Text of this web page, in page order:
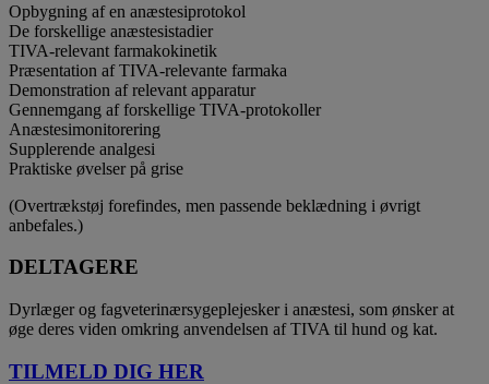
Opbygning af en anæstesiprotokol
De forskellige anæstesistadier
TIVA-relevant farmakokinetik
Præsentation af TIVA-relevante farmaka
Demonstration af relevant apparatur
Gennemgang af forskellige TIVA-protokoller
Anæstesimonitorering
Supplerende analgesi
Praktiske øvelser på grise
(Overtrækstøj forefindes, men passende beklædning i øvrigt
anbefales.)
DELTAGERE
Dyrlæger og fagveterinærsygeplejesker i anæstesi, som ønsker at
øge deres viden omkring anvendelsen af TIVA til hund og kat.
TILMELD DIG HER